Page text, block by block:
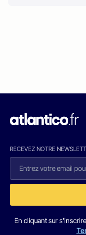
RECEVEZ NOTRE
En cliquant sur